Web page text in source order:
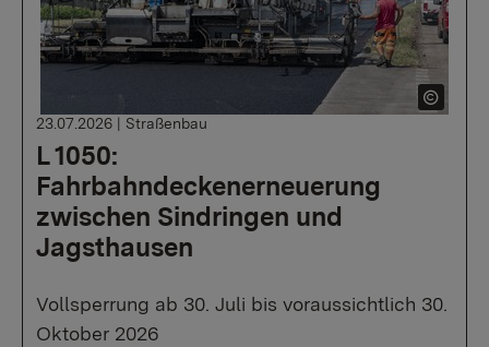
L 1050:
Fahrbahndeckenerneuerung
zwischen Sindringen und
Jagsthausen
23.07.2026 | Straßenbau
Vollsperrung ab 30. Juli bis voraussichtlich 30.
Oktober 2026